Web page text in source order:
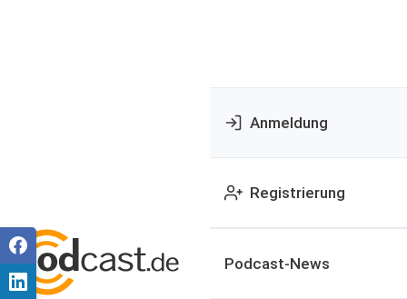
Anmeldung
Registrierung
Podcast-News